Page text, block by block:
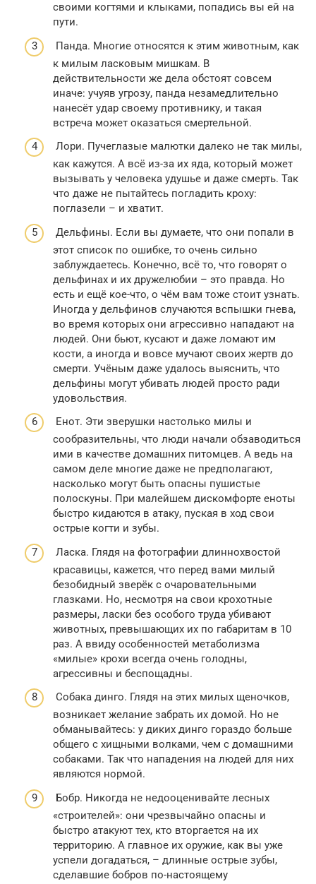
своими когтями и клыками, попадись вы ей на
пути.
Панда. Многие относятся к этим животным, как
к милым ласковым мишкам. В
действительности же дела обстоят совсем
иначе: учуяв угрозу, панда незамедлительно
нанесёт удар своему противнику, и такая
встреча может оказаться смертельной.
Лори. Пучеглазые малютки далеко не так милы,
как кажутся. А всё из-за их яда, который может
вызывать у человека удушье и даже смерть. Так
что даже не пытайтесь погладить кроху:
поглазели – и хватит.
Дельфины. Если вы думаете, что они попали в
этот список по ошибке, то очень сильно
заблуждаетесь. Конечно, всё то, что говорят о
дельфинах и их дружелюбии – это правда. Но
есть и ещё кое-что, о чём вам тоже стоит узнать.
Иногда у дельфинов случаются вспышки гнева,
во время которых они агрессивно нападают на
людей. Они бьют, кусают и даже ломают им
кости, а иногда и вовсе мучают своих жертв до
смерти. Учёным даже удалось выяснить, что
дельфины могут убивать людей просто ради
удовольствия.
Енот. Эти зверушки настолько милы и
сообразительны, что люди начали обзаводиться
ими в качестве домашних питомцев. А ведь на
самом деле многие даже не предполагают,
насколько могут быть опасны пушистые
полоскуны. При малейшем дискомфорте еноты
быстро кидаются в атаку, пуская в ход свои
острые когти и зубы.
Ласка. Глядя на фотографии длиннохвостой
красавицы, кажется, что перед вами милый
безобидный зверёк с очаровательными
глазками. Но, несмотря на свои крохотные
размеры, ласки без особого труда убивают
животных, превышающих их по габаритам в 10
раз. А ввиду особенностей метаболизма
«милые» крохи всегда очень голодны,
агрессивны и беспощадны.
Собака динго. Глядя на этих милых щеночков,
возникает желание забрать их домой. Но не
обманывайтесь: у диких динго гораздо больше
общего с хищными волками, чем с домашними
собаками. Так что нападения на людей для них
являются нормой.
Бобр. Никогда не недооценивайте лесных
«строителей»: они чрезвычайно опасны и
быстро атакуют тех, кто вторгается на их
территорию. А главное их оружие, как вы уже
успели догадаться, – длинные острые зубы,
сделавшие бобров по-настоящему